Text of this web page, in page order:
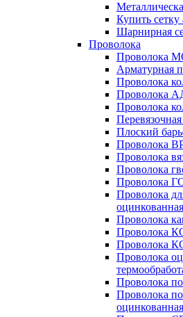
Купить
Шарнирная
Проволока
Проволока
Арматурная
Проволока
Проволока
Проволока
Плоский
Проволока
Проволока
Проволока
Проволока
Проволока
Проволока
Проволока
Проволока
Проволока
Проволока
Проволока
оцинкованная